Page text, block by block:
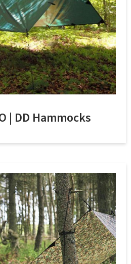
| DD Hammocks